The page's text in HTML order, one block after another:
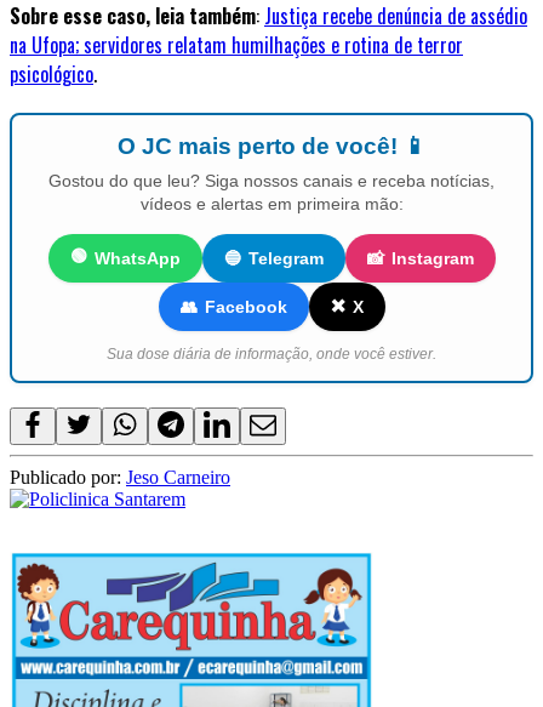
Sobre esse caso, leia também: Justiça recebe denúncia de assédio
na Ufopa; servidores relatam humilhações e rotina de terror
psicológico.
O JC mais perto de você! 📱
Gostou do que leu? Siga nossos canais e receba notícias,
vídeos e alertas em primeira mão:
🟢 WhatsApp 🔵 Telegram 📸 Instagram
👥 Facebook ✖️ X
Sua dose diária de informação, onde você estiver.
Publicado por: Jeso Carneiro